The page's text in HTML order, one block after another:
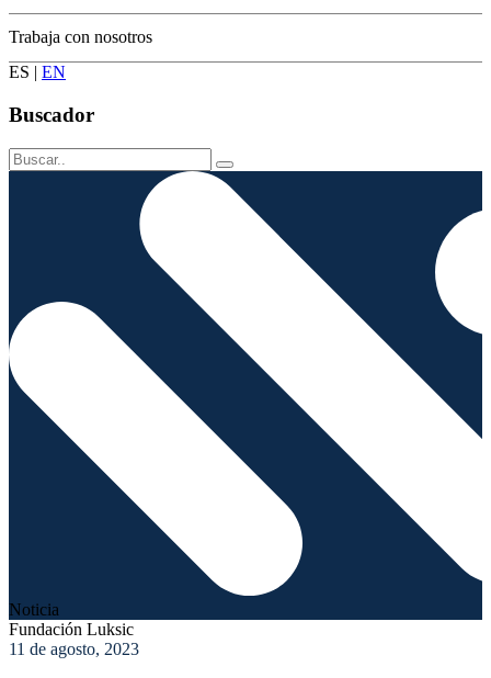
Trabaja con nosotros
ES | EN
Buscador
Noticia
Fundación Luksic
11 de agosto, 2023